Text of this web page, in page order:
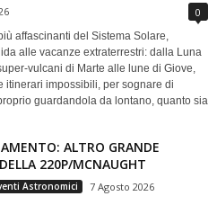
0
affascinanti del Sistema Solare,
alle vacanze extraterrestri: dalla Luna
vulcani di Marte alle lune di Giove,
itinerari impossibili, per sognare di
guardandola da lontano, quanto sia
ALTRO GRANDE
220P/MCNAUGHT
Astronomici 7 Agosto 2026